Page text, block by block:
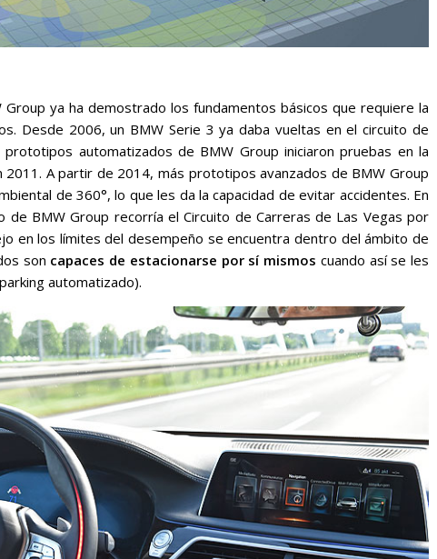
ya ha demostrado los fundamentos básicos que requiere la
Desde 2006, un BMW Serie 3 ya daba vueltas en el circuito de
automatizados de BMW Group iniciaron pruebas en la
A partir de 2014, más prototipos avanzados de BMW Group
de 360°, lo que les da la capacidad de evitar accidentes. En
BMW Group recorría el Circuito de Carreras de Las Vegas por
en los límites del desempeño se encuentra dentro del ámbito de
son capaces de estacionarse por sí mismos cuando así se les
automatizado).